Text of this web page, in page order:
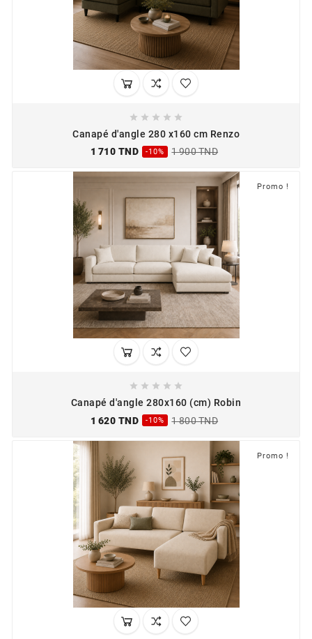
    
Canapé d'angle 280 x160 cm Renzo
1 710 TND
-10% 1 900 TND
Promo !
    
Canapé d'angle 280x160 (cm) Robin
1 620 TND
-10% 1 800 TND
Promo !